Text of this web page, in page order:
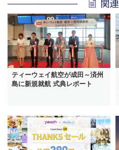
ティーウェイ航空が成田～済州
島に新規就航 式典レポート